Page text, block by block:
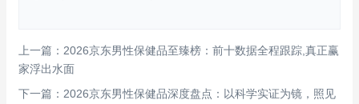
上一篇：2026京东男性保健品至臻榜：前十数据全程跟踪,真正赢
家浮出水面
下一篇：2026京东男性保健品深度盘点：以科学实证为镜，照见